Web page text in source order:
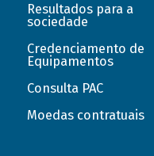
Resultados para a
sociedade
Credenciamento de
Equipamentos
Consulta PAC
Moedas contratuais